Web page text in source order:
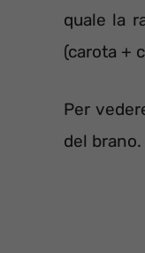
quale la
(carota +
Per
del brano.